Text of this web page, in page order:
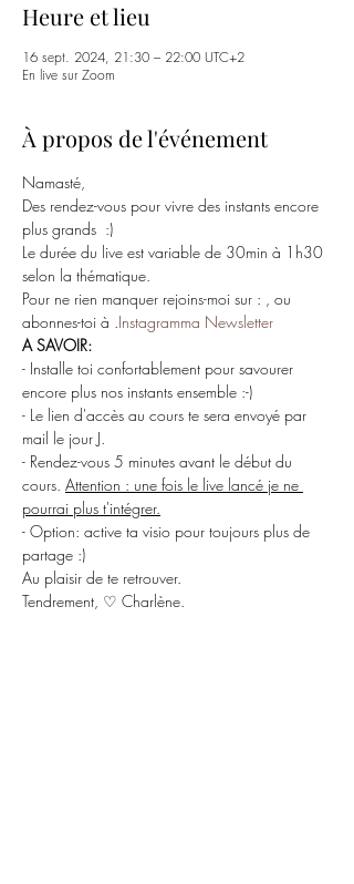
Heure et lieu
16 sept. 2024, 21:30 – 22:00 UTC+2
En live sur Zoom
À propos de l'événement
Namasté,
Des rendez-vous pour vivre des instants encore
plus grands  :)
Le durée du live est variable de 30min à 1h30
selon la thématique.
Pour ne rien manquer rejoins-moi sur : , ou
abonnes-toi à .Instagramma Newsletter
A SAVOIR:
- Installe toi confortablement pour savourer
encore plus nos instants ensemble :-)
- Le lien d'accès au cours te sera envoyé par
mail le jour J.
- Rendez-vous 5 minutes avant le début du
cours. Attention : une fois le live lancé je ne
pourrai plus t'intégrer.
- Option: active ta visio pour toujours plus de
partage :)
Au plaisir de te retrouver.
Tendrement, ♡ Charlène.